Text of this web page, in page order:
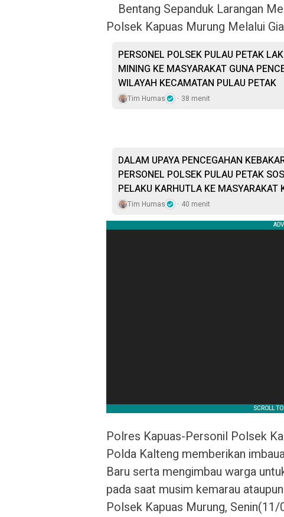
Bentang Sepanduk Larangan
Polsek Kapuas Murung Melalui
PERSONEL POLSEK PULAU PETAK
MINING KE MASYARAKAT GUNA
WILAYAH KECAMATAN PULAU PETAK
Tim Humas 38 menit
DALAM UPAYA PENCEGAHAN
PERSONEL POLSEK PULAU PETAK
PELAKU KARHUTLA KE MASYARAKAT
Tim Humas 40 menit
Polres Kapuas-Personil Polsek
Polda Kalteng memberikan
Baru serta mengimbau warga
pada saat musim kemarau
Polsek Kapuas Murung,